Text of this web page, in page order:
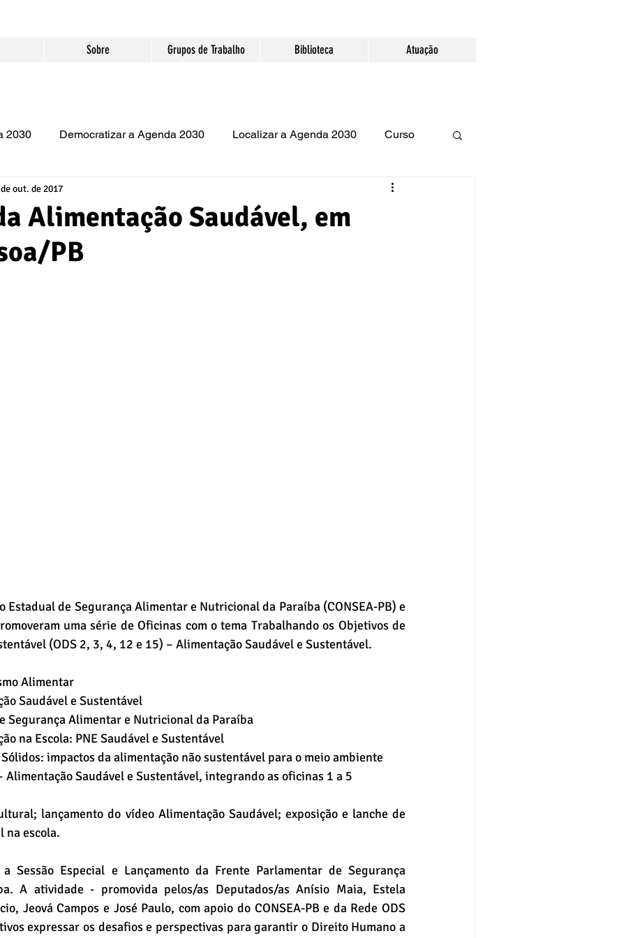
Sobre Grupos de Trabalho Biblioteca Atuação
2030 Democratizar a Agenda 2030 Localizar a Agenda 2030 Curso
Artigo Encontro Nacional
Alimentação Saudável, em
PB
out. de 2017
Estadual de Segurança Alimentar e Nutricional da Paraíba (CONSEA-PB) e
uma série de Oficinas com o tema Trabalhando os Objetivos de
(ODS 2, 3, 4, 12 e 15) – Alimentação Saudável e Sustentável.
Alimentar
Saudável e Sustentável
Segurança Alimentar e Nutricional da Paraíba
na Escola: PNE Saudável e Sustentável
impactos da alimentação não sustentável para o meio ambiente
Saudável e Sustentável, integrando as oficinas 1 a 5
lançamento do vídeo Alimentação Saudável; exposição e lanche de
na escola.
Sessão Especial e Lançamento da Frente Parlamentar de Segurança
A atividade - promovida pelos/as Deputados/as Anísio Maia, Estela
Jeová Campos e José Paulo, com apoio do CONSEA-PB e da Rede ODS
expressar os desafios e perspectivas para garantir o Direito Humano a